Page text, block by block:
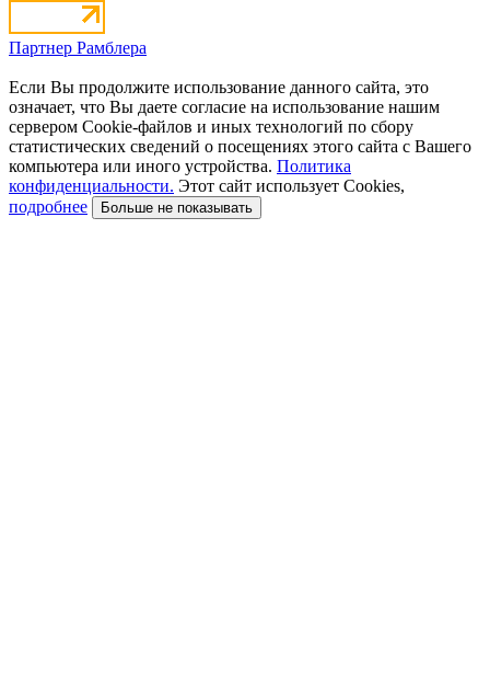
Партнер Рамблера
Если Вы продолжите использование данного сайта, это
означает, что Вы даете согласие на использование нашим
сервером Cookie-файлов и иных технологий по сбору
статистических сведений о посещениях этого сайта с Вашего
компьютера или иного устройства. Политика
конфиденциальности. Этот сайт использует Cookies,
подробнее
Больше не показывать